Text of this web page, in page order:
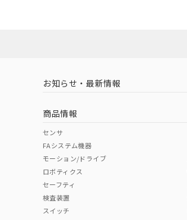
中国 RoHS 注意事項・凡例
中国 RoHS表
Pb Hg
（イギリス
（ノルウェー
お知らせ・最新情報
商品情報
センサ
FAシステム機器
モーション/ドライブ
ロボティクス
セーフティ
検査装置
スイッチ